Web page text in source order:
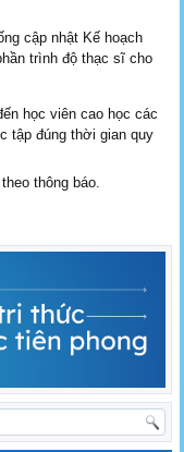
cập nhật Kế hoạch
trình độ thạc sĩ cho
học viên cao học các
tập đúng thời gian quy
thông báo.